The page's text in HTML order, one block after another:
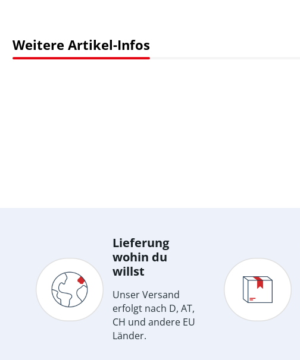
Weitere Artikel-Infos
Lieferung
wohin du
willst
Unser Versand
erfolgt nach D, AT,
CH und andere EU
Länder.